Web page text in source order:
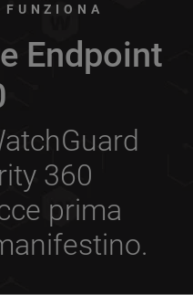
FUNZIONA
Endpoint
360
prima